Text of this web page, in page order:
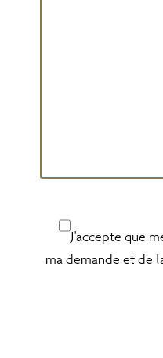
J'accepte que
ma demande et de